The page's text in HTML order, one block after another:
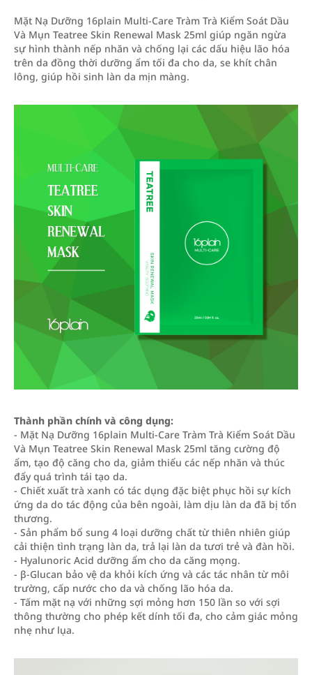
Mặt Nạ Dưỡng 16plain Multi-Care Tràm Trà Kiểm Soát Dầu
Và Mụn Teatree Skin Renewal Mask 25ml giúp ngăn ngừa
sự hình thành nếp nhăn và chống lại các dấu hiệu lão hóa
trên da đồng thời dưỡng ẩm tối đa cho da, se khít chân
lông, giúp hồi sinh làn da mịn màng.
Thành phần chính và công dụng:
- Mặt Nạ Dưỡng 16plain Multi-Care Tràm Trà Kiểm Soát Dầu
Và Mụn Teatree Skin Renewal Mask 25ml tăng cường độ
ẩm, tạo độ căng cho da, giảm thiểu các nếp nhăn và thúc
đẩy quá trình tái tạo da.
- Chiết xuất trà xanh có tác dụng đặc biệt phục hồi sự kích
ứng da do tác động của bên ngoài, làm dịu làn da đã bị tổn
thương.
- Sản phẩm bổ sung 4 loại dưỡng chất từ thiên nhiên giúp
cải thiện tình trạng làn da, trả lại làn da tươi trẻ và đàn hồi.
- Hyalunoric Acid dưỡng ẩm cho da căng mọng.
- β-Glucan bảo vệ da khỏi kích ứng và các tác nhân từ môi
trường, cấp nước cho da và chống lão hóa da.
- Tấm mặt nạ với những sợi mỏng hơn 150 lần so với sợi
thông thường cho phép kết dính tối đa, cho cảm giác mỏng
nhẹ như lụa.